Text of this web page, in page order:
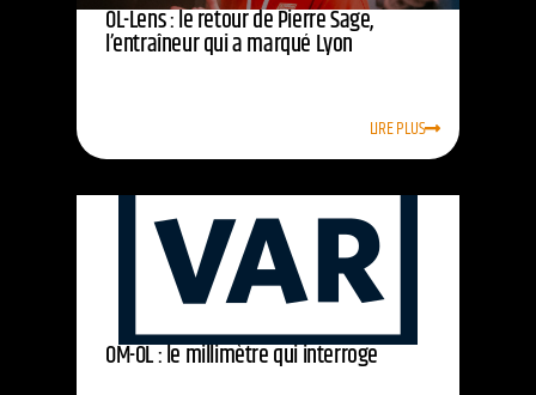
OL-Lens : le retour de Pierre Sage,
l’entraîneur qui a marqué Lyon
LIRE PLUS
OM-OL : le millimètre qui interroge